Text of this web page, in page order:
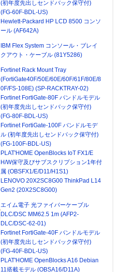
(初年度先出しセンドバック保守付)
(FG-60F-BDL-US)
Hewlett-Packard HP LCD 8500 コンソ
ール (AF642A)
IBM Flex System コンソール・ブレイ
クアウト・ケーブル (81Y5286)
Fortinet Rack Mount Tray
(FortiGate40F/50E/60E/60F/61F/80E/8
0F/FS-108E) (SP-RACKTRAY-02)
Fortinet FortiGate-80F バンドルモデル
(初年度先出しセンドバック保守付)
(FG-80F-BDL-US)
Fortinet FortiGate-100F バンドルモデ
ル (初年度先出しセンドバック保守付)
(FG-100F-BDL-US)
PLAT'HOME OpenBlocks IoT FX1/E
H/W保守及びサブスクリプション1年付
属 (OBSFX1/E/D11/H1S1)
LENOVO 20X2SC8G00 ThinkPad L14
Gen2 (20X2SC8G00)
エイム電子 光ファイバーケーブル
DLC/DSC MM62.5 1m (AFP2-
DLC/DSC-62-01)
Fortinet FortiGate-40F バンドルモデル
(初年度先出しセンドバック保守付)
(FG-40F-BDL-US)
PLAT'HOME OpenBlocks A16 Debian
11搭載モデル (OBSA16/D11A)